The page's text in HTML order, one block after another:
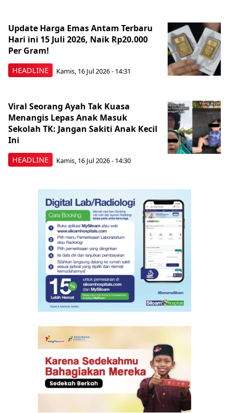
HEADLINE
Update Harga Emas Antam Terbaru
Hari ini 15 Juli 2026, Naik Rp20.000
Per Gram!
Kamis, 16 Jul 2026 - 14:31
HEADLINE
Viral Seorang Ayah Tak Kuasa
Menangis Lepas Anak Masuk
Sekolah TK: Jangan Sakiti Anak Kecil
Ini
Kamis, 16 Jul 2026 - 14:30